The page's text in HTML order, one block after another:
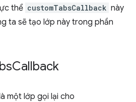
thể customTabsCallback này
ta sẽ tạo lớp này trong phần
Callback
một lớp gọi lại cho